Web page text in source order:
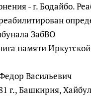
- г. Бодайбо.
ЗабВО
памяти
Васильевич
г., Башкирия,